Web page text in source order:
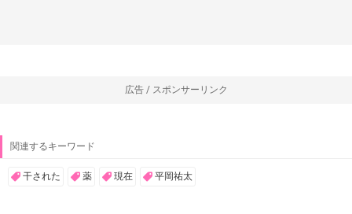
広告 / スポンサーリンク
関連するキーワード
干された 薬 現在 平岡祐太